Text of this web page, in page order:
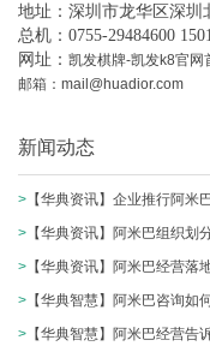
地址：深圳市龙华区深圳
总机：0755-29484600
网址： 凯发棋牌-凯发k8官网
邮箱： mail@huadior.com
新闻动态
> 【华典资讯】企业推行阿米
> 【华典资讯】阿米巴组织划
> 【华典资讯】阿米巴经营落
> 【华典智慧】阿米巴咨询如
> 【华典智慧】阿米巴经营告